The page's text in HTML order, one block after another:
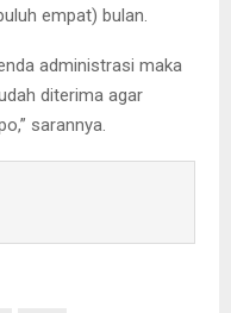
empat) bulan.
administrasi maka
diterima agar
sarannya.